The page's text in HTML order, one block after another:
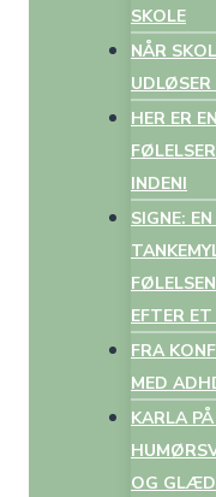
SKOLE
NÅR
HER ER
INDENI
SIGNE:
EFTER
FRA
MED
KARLA
OG